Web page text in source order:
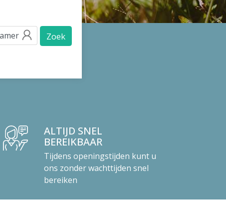
Zoek
ALTIJD SNEL
BEREIKBAAR
Tijdens openingstijden kunt u
ons zonder wachttijden snel
bereiken